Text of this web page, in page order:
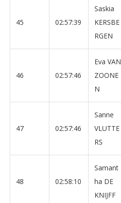
45 02:57:39
Saskia
KERSBE
RGEN
46 02:57:46
Eva VAN
ZOONE
N
47 02:57:46
Sanne
VLUTTE
RS
48 02:58:10
Samant
ha DE
KNIJFF